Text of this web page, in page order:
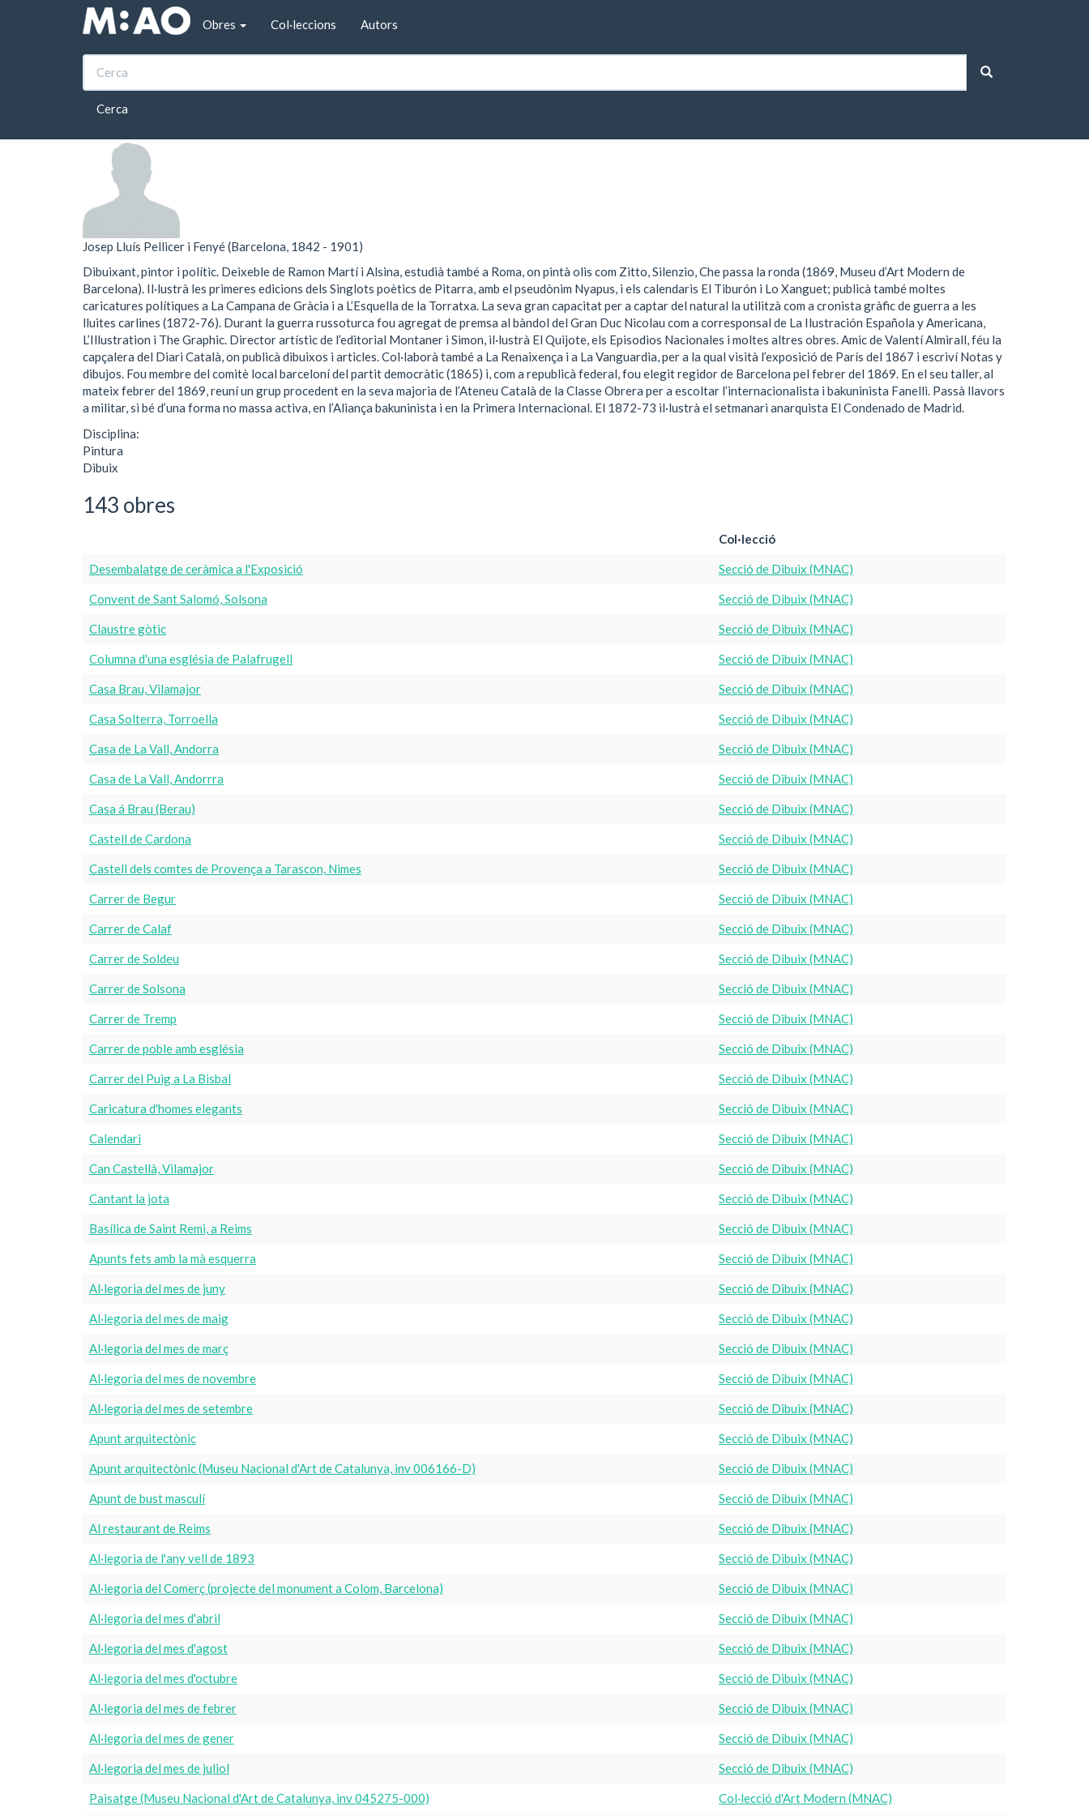
Vés al contingut
Obres
Col·leccions Autors
Cerca
Inici Josep Lluís Pellicer i Fenyé
Josep Lluís Pellicer i Fenyé
Josep Lluís Pellicer i Fenyé (Barcelona, 1842 - 1901)
Dibuixant, pintor i polític. Deixeble de Ramon Martí i Alsina, estudià també a Roma, on pintà olis com Zitto, Silenzio, Che passa la ronda (1869, Museu d’Art Modern de
Barcelona). Il·lustrà les primeres edicions dels Singlots poètics de Pitarra, amb el pseudònim Nyapus, i els calendaris El Tiburón i Lo Xanguet; publicà també moltes
caricatures polítiques a La Campana de Gràcia i a L’Esquella de la Torratxa. La seva gran capacitat per a captar del natural la utilitzà com a cronista gràfic de guerra a les
lluites carlines (1872-76). Durant la guerra russoturca fou agregat de premsa al bàndol del Gran Duc Nicolau com a corresponsal de La Ilustración Española y Americana,
L’Illustration i The Graphic. Director artístic de l’editorial Montaner i Simon, il·lustrà El Quijote, els Episodios Nacionales i moltes altres obres. Amic de Valentí Almirall, féu la
capçalera del Diari Català, on publicà dibuixos i articles. Col·laborà també a La Renaixença i a La Vanguardia, per a la qual visità l’exposició de París del 1867 i escriví Notas y
dibujos. Fou membre del comitè local barceloní del partit democràtic (1865) i, com a republicà federal, fou elegit regidor de Barcelona pel febrer del 1869. En el seu taller, al
mateix febrer del 1869, reuní un grup procedent en la seva majoria de l’Ateneu Català de la Classe Obrera per a escoltar l’internacionalista i bakuninista Fanelli. Passà llavors
a militar, si bé d’una forma no massa activa, en l’Aliança bakuninista i en la Primera Internacional. El 1872-73 il·lustrà el setmanari anarquista El Condenado de Madrid.
Disciplina:
Pintura
Dibuix
143 obres
Col·lecció
Desembalatge de ceràmica a l'Exposició Secció de Dibuix (MNAC)
Convent de Sant Salomó, Solsona Secció de Dibuix (MNAC)
Claustre gòtic Secció de Dibuix (MNAC)
Columna d'una església de Palafrugell Secció de Dibuix (MNAC)
Casa Brau, Vilamajor Secció de Dibuix (MNAC)
Casa Solterra, Torroella Secció de Dibuix (MNAC)
Casa de La Vall, Andorra Secció de Dibuix (MNAC)
Casa de La Vall, Andorrra Secció de Dibuix (MNAC)
Casa á Brau (Berau) Secció de Dibuix (MNAC)
Castell de Cardona Secció de Dibuix (MNAC)
Castell dels comtes de Provença a Tarascon, Nimes Secció de Dibuix (MNAC)
Carrer de Begur Secció de Dibuix (MNAC)
Carrer de Calaf Secció de Dibuix (MNAC)
Carrer de Soldeu Secció de Dibuix (MNAC)
Carrer de Solsona Secció de Dibuix (MNAC)
Carrer de Tremp Secció de Dibuix (MNAC)
Carrer de poble amb església Secció de Dibuix (MNAC)
Carrer del Puig a La Bisbal Secció de Dibuix (MNAC)
Caricatura d'homes elegants Secció de Dibuix (MNAC)
Calendari Secció de Dibuix (MNAC)
Can Castellà, Vilamajor Secció de Dibuix (MNAC)
Cantant la jota Secció de Dibuix (MNAC)
Basílica de Saint Remi, a Reims Secció de Dibuix (MNAC)
Apunts fets amb la mà esquerra Secció de Dibuix (MNAC)
Al·legoria del mes de juny Secció de Dibuix (MNAC)
Al·legoria del mes de maig Secció de Dibuix (MNAC)
Al·legoria del mes de març Secció de Dibuix (MNAC)
Al·legoria del mes de novembre Secció de Dibuix (MNAC)
Al·legoria del mes de setembre Secció de Dibuix (MNAC)
Apunt arquitectònic Secció de Dibuix (MNAC)
Apunt arquitectònic (Museu Nacional d'Art de Catalunya, inv 006166-D) Secció de Dibuix (MNAC)
Apunt de bust masculí Secció de Dibuix (MNAC)
Al restaurant de Reims Secció de Dibuix (MNAC)
Al·legoria de l'any vell de 1893 Secció de Dibuix (MNAC)
Al·legoria del Comerç (projecte del monument a Colom, Barcelona) Secció de Dibuix (MNAC)
Al·legoria del mes d'abril Secció de Dibuix (MNAC)
Al·legoria del mes d'agost Secció de Dibuix (MNAC)
Al·legoria del mes d'octubre Secció de Dibuix (MNAC)
Al·legoria del mes de febrer Secció de Dibuix (MNAC)
Al·legoria del mes de gener Secció de Dibuix (MNAC)
Al·legoria del mes de juliol Secció de Dibuix (MNAC)
Paisatge (Museu Nacional d'Art de Catalunya, inv 045275-000) Col·lecció d'Art Modern (MNAC)